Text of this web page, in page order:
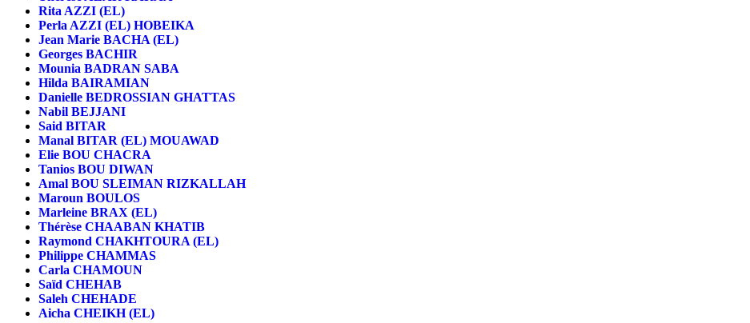
Rita AZZI (EL)
Perla AZZI (EL) HOBEIKA
Jean Marie BACHA (EL)
Georges BACHIR
Mounia BADRAN SABA
Hilda BAIRAMIAN
Danielle BEDROSSIAN GHATTAS
Nabil BEJJANI
Said BITAR
Manal BITAR (EL) MOUAWAD
Elie BOU CHACRA
Tanios BOU DIWAN
Amal BOU SLEIMAN RIZKALLAH
Maroun BOULOS
Marleine BRAX (EL)
Thérèse CHAABAN KHATIB
Raymond CHAKHTOURA (EL)
Philippe CHAMMAS
Carla CHAMOUN
Saïd CHEHAB
Saleh CHEHADE
Aicha CHEIKH (EL)